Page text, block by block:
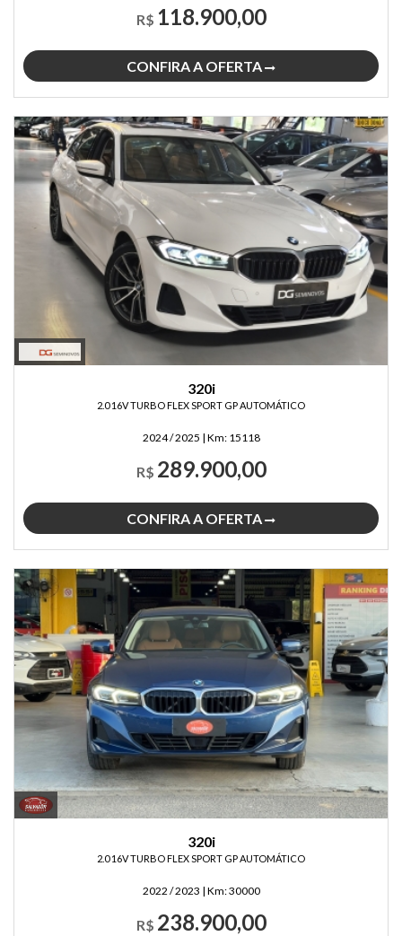
R$ 118.900,00
CONFIRA A OFERTA
320i
2.0 16V TURBO FLEX SPORT GP AUTOMÁTICO
2024 / 2025 | Km: 15118
R$ 289.900,00
CONFIRA A OFERTA
320i
2.0 16V TURBO FLEX SPORT GP AUTOMÁTICO
2022 / 2023 | Km:30000
R$ 238.900,00